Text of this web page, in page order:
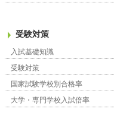
受験対策
入試基礎知識
受験対策
国家試験学校別合格率
大学・専門学校入試倍率